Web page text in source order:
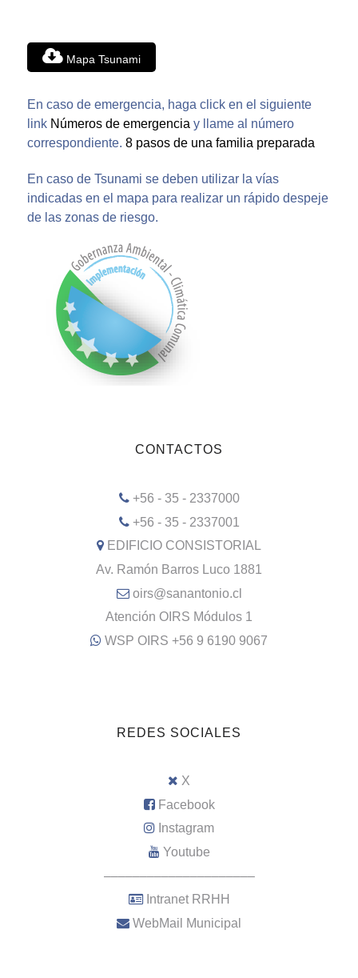
Mapa Tsunami
En caso de emergencia, haga click en el siguiente
link Números de emergencia y llame al número
correspondiente. 8 pasos de una familia preparada
En caso de Tsunami se deben utilizar la vías
indicadas en el mapa para realizar un rápido despeje
de las zonas de riesgo.
CONTACTOS
+56 - 35 - 2337000
+56 - 35 - 2337001
EDIFICIO CONSISTORIAL
Av. Ramón Barros Luco 1881
oirs@sanantonio.cl
Atención OIRS Módulos 1
WSP OIRS +56 9 6190 9067
REDES SOCIALES
X
Facebook
Instagram
Youtube
–––––––––––––––––––––
Intranet RRHH
WebMail Municipal